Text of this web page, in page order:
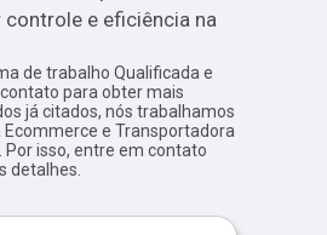
e eficiência na
de trabalho Qualificada e
para obter mais
já citados, nós trabalhamos
e Transportadora
isso, entre em contato
detalhes.